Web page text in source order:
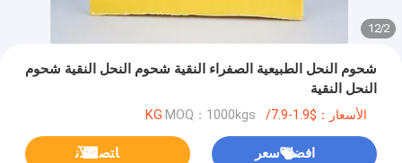
2
/
12
شحوم النحل الطبيعية الصفراء النقية شحوم النحل النقية شحوم
النحل النقية
الأسعار：$1.9-7.9/KG MOQ：1000kgs
افضل سعر ﺎﺘﺼﻟ ﺍﻶﻧ